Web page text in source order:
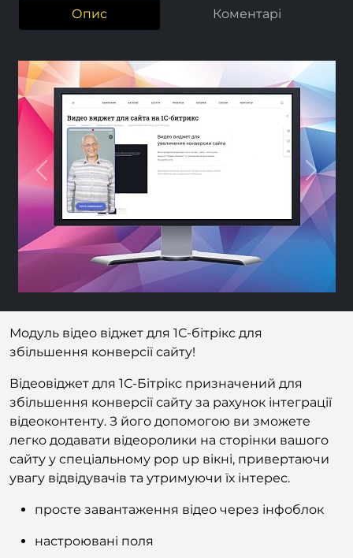
Опис Коментарі
Previous
Модуль відео віджет для 1С-бітрікс для
збільшення конверсії сайту!
Відеовіджет для 1С-Бітрікс призначений для
збільшення конверсії сайту за рахунок інтеграції
відеоконтенту. З його допомогою ви зможете
легко додавати відеоролики на сторінки вашого
сайту у спеціальному pop up вікні, привертаючи
увагу відвідувачів та утримуючи їх інтерес.
просте завантаження відео через інфоблок